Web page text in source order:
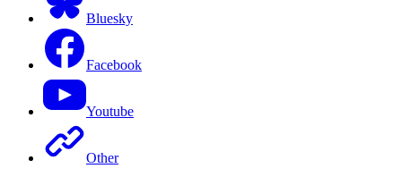
Bluesky
Facebook
Youtube
Other